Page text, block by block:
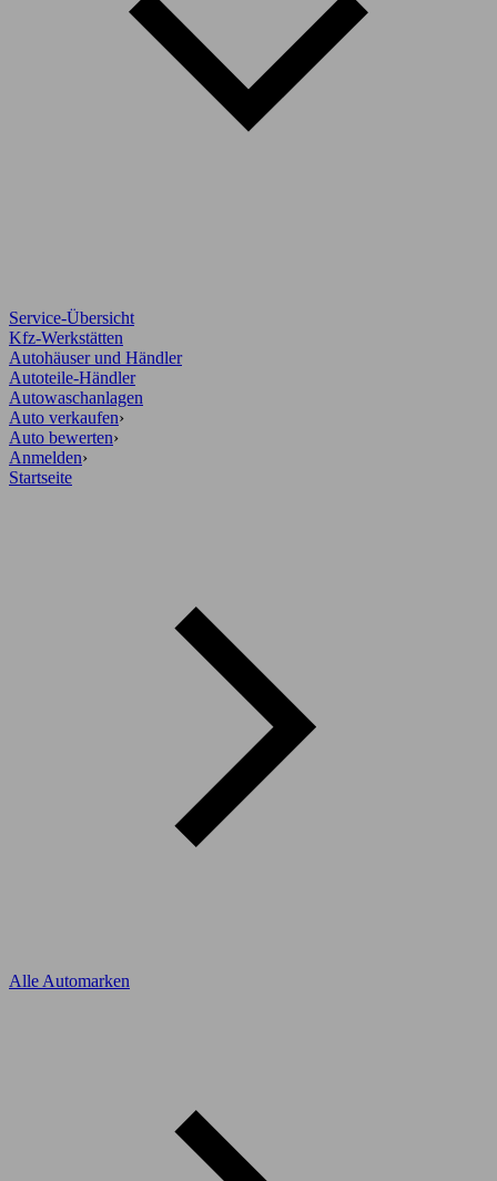
Service-Übersicht
Kfz-Werkstätten
Autohäuser und Händler
Autoteile-Händler
Autowaschanlagen
Auto verkaufen›
Auto bewerten›
Anmelden›
Startseite
Alle Automarken